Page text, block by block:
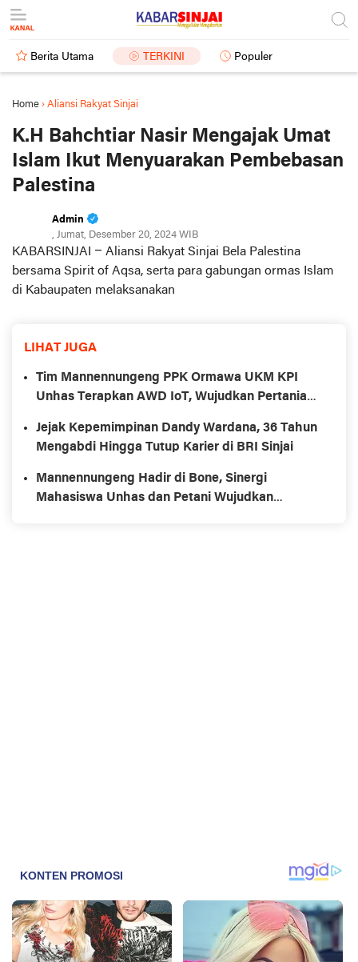
Berita Utama TERKINI Populer
Home › Aliansi Rakyat Sinjai
K.H Bahchtiar Nasir Mengajak Umat
Islam Ikut Menyuarakan Pembebasan
Palestina
Admin
, Jumat, Desember 20, 2024 WIB
KABARSINJAI – Aliansi Rakyat Sinjai Bela Palestina
bersama Spirit of Aqsa, serta para gabungan ormas Islam
di Kabaupaten melaksanakan
LIHAT JUGA
Tim Mannennungeng PPK Ormawa UKM KPI
Unhas Terapkan AWD IoT, Wujudkan Pertanian
Jejak Kepemimpinan Dandy Wardana, 36 Tahun
Mengabdi Hingga Tutup Karier di BRI Sinjai
Mannennungeng Hadir di Bone, Sinergi
Mahasiswa Unhas dan Petani Wujudkan